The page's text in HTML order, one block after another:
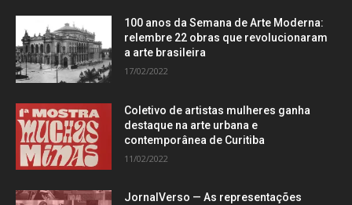
100 anos da Semana de Arte Moderna:
relembre 22 obras que revolucionaram
a arte brasileira
17/02/2022
Coletivo de artistas mulheres ganha
destaque na arte urbana e
contemporânea de Curitiba
11/02/2022
JornalVerso — As representações